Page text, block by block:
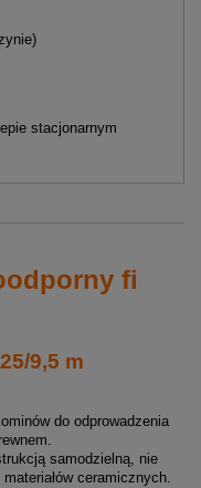
stacjonarnym
fi
9,5 m
do odprowadzenia
samodzielną, nie
ceramicznych.